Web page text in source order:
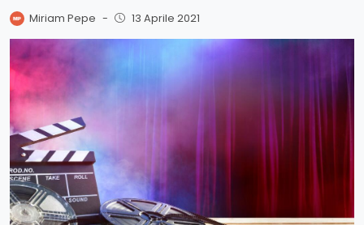
Miriam Pepe - 13 Aprile 2021